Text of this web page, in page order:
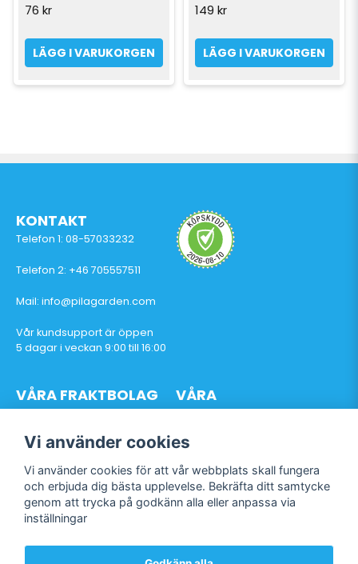
76 kr
LÄGG I VARUKORGEN
149 kr
LÄGG I VARUKORGEN
KONTAKT
Telefon 1: 08-57033232
Telefon 2: +46 705557511
Mail: info@pilagarden.com
Vår kundsupport är öppen
5 dagar i veckan 9:00 till 16:00
VÅRA FRAKTBOLAG
VÅRA
Följ oss
Vi använder cookies
Vi använder cookies för att vår webbplats skall fungera
och erbjuda dig bästa upplevelse. Bekräfta ditt samtycke
genom att trycka på godkänn alla eller anpassa via
inställningar